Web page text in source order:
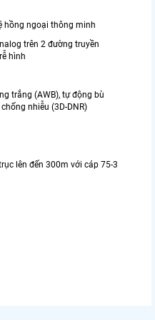
hồng ngoại thông minh
trên 2 đường truyền
hình
trắng (AWB), tự động bù
nhiễu (3D-DNR)
lên đến 300m với cáp 75-3